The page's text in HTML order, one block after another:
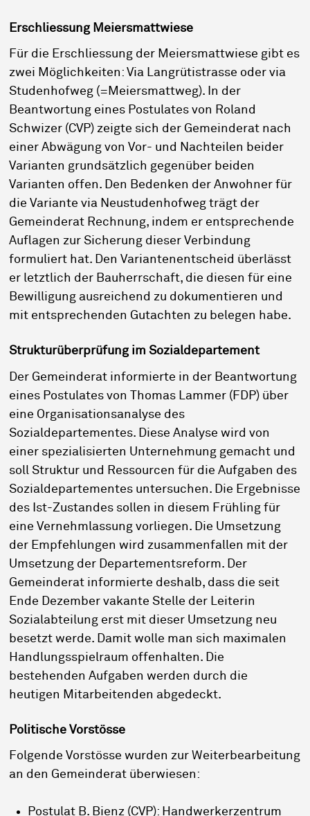
Erschliessung Meiersmattwiese
Für die Erschliessung der Meiersmattwiese gibt es
zwei Möglichkeiten: Via Langrütistrasse oder via
Studenhofweg (=Meiersmattweg). In der
Beantwortung eines Postulates von Roland
Schwizer (CVP) zeigte sich der Gemeinderat nach
einer Abwägung von Vor- und Nachteilen beider
Varianten grundsätzlich gegenüber beiden
Varianten offen. Den Bedenken der Anwohner für
die Variante via Neustudenhofweg trägt der
Gemeinderat Rechnung, indem er entsprechende
Auflagen zur Sicherung dieser Verbindung
formuliert hat. Den Variantenentscheid überlässt
er letztlich der Bauherrschaft, die diesen für eine
Bewilligung ausreichend zu dokumentieren und
mit entsprechenden Gutachten zu belegen habe.
Strukturüberprüfung im Sozialdepartement
Der Gemeinderat informierte in der Beantwortung
eines Postulates von Thomas Lammer (FDP) über
eine Organisationsanalyse des
Sozialdepartementes. Diese Analyse wird von
einer spezialisierten Unternehmung gemacht und
soll Struktur und Ressourcen für die Aufgaben des
Sozialdepartementes untersuchen. Die Ergebnisse
des Ist-Zustandes sollen in diesem Frühling für
eine Vernehmlassung vorliegen. Die Umsetzung
der Empfehlungen wird zusammenfallen mit der
Umsetzung der Departementsreform. Der
Gemeinderat informierte deshalb, dass die seit
Ende Dezember vakante Stelle der Leiterin
Sozialabteilung erst mit dieser Umsetzung neu
besetzt werde. Damit wolle man sich maximalen
Handlungsspielraum offenhalten. Die
bestehenden Aufgaben werden durch die
heutigen Mitarbeitenden abgedeckt.
Politische Vorstösse
Folgende Vorstösse wurden zur Weiterbearbeitung
an den Gemeinderat überwiesen:
Postulat B. Bienz (CVP): Handwerkerzentrum